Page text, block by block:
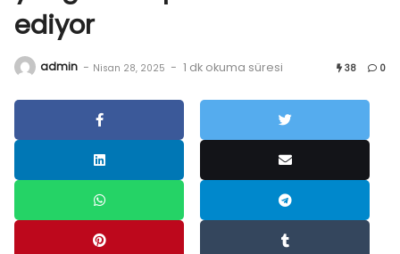
ediyor
admin - Nisan 28, 2025 - 1 dk okuma süresi 38 0